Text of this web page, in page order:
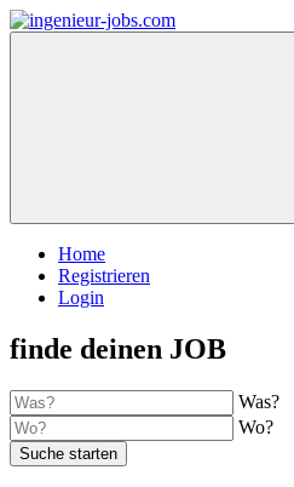
Home
Registrieren
Login
finde deinen JOB
Was?
Wo?
Suche starten